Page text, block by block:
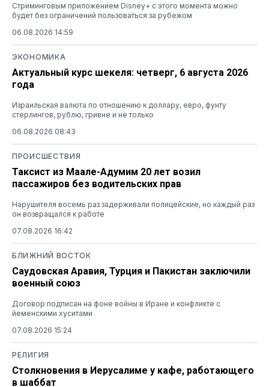
Стриминговым приложением Disney+ с этого момента можно
будет без ограничений пользоваться за рубежом
06.08.2026 14:59
ЭКОНОМИКА
Актуальный курс шекеля: четверг, 6 августа 2026
года
Израильская валюта по отношению к доллару, евро, фунту
стерлингов, рублю, гривне и не только
06.08.2026 08:43
ПРОИСШЕСТВИЯ
Таксист из Маале-Адумим 20 лет возил
пассажиров без водительских прав
Нарушителя восемь раз задерживали полицейские, но каждый раз
он возвращался к работе
07.08.2026 16:42
БЛИЖНИЙ ВОСТОК
Саудовская Аравия, Турция и Пакистан заключили
военный союз
Договор подписан на фоне войны в Иране и конфликте с
йеменскими хуситами
07.08.2026 15:24
РЕЛИГИЯ
Столкновения в Иерусалиме у кафе, работающего
в шаббат